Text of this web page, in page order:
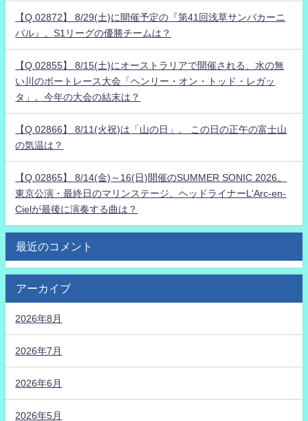
【Q.02872】 8/29(土)に開催予定の『第41回浅草サンバカーニ
バル』。S1リーグの優勝チームは？
【Q.02855】 8/15(土)にオーストラリアで開催される、水の無
い川のボートレース大会「ヘンリー・オン・トッド・レガッ
タ」。今年の大会の結末は？
【Q.02866】 8/11(火祝)は「山の日」。 この日の正午の富士山
の気温は？
【Q.02865】 8/14(金)～16(日)開催のSUMMER SONIC 2026。
東京公演・最終日のマリンステージ、ヘッドライナーL'Arc-en-
Cielが最後に演奏する曲は？
最近のコメント
アーカイブ
2026年8月
2026年7月
2026年6月
2026年5月